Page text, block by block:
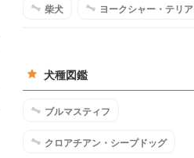
柴犬 ヨークシャー・テリア
犬種図鑑
ブルマスティフ
クロアチアン・シープドッグ